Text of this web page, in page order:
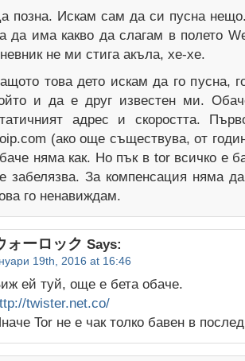
позна. Искам сам да си пусна
да има какво да слагам в полето
не ми стига акъла, хе-хе.
това дето искам да го пусна,
и да е друг известен ми.
адрес и скоростта.
(ако още съществува, от
няма как. Но пък в tor всичко е
забелязва. За компенсация няма
го ненавиждам.
ォーロック Says:
19th, 2016 at 16:46
ей туй, още е бета обаче.
twister.net.co/
Tor не е чак толко бавен в